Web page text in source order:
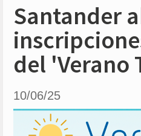
Santander
del 'Verano
10/06/25